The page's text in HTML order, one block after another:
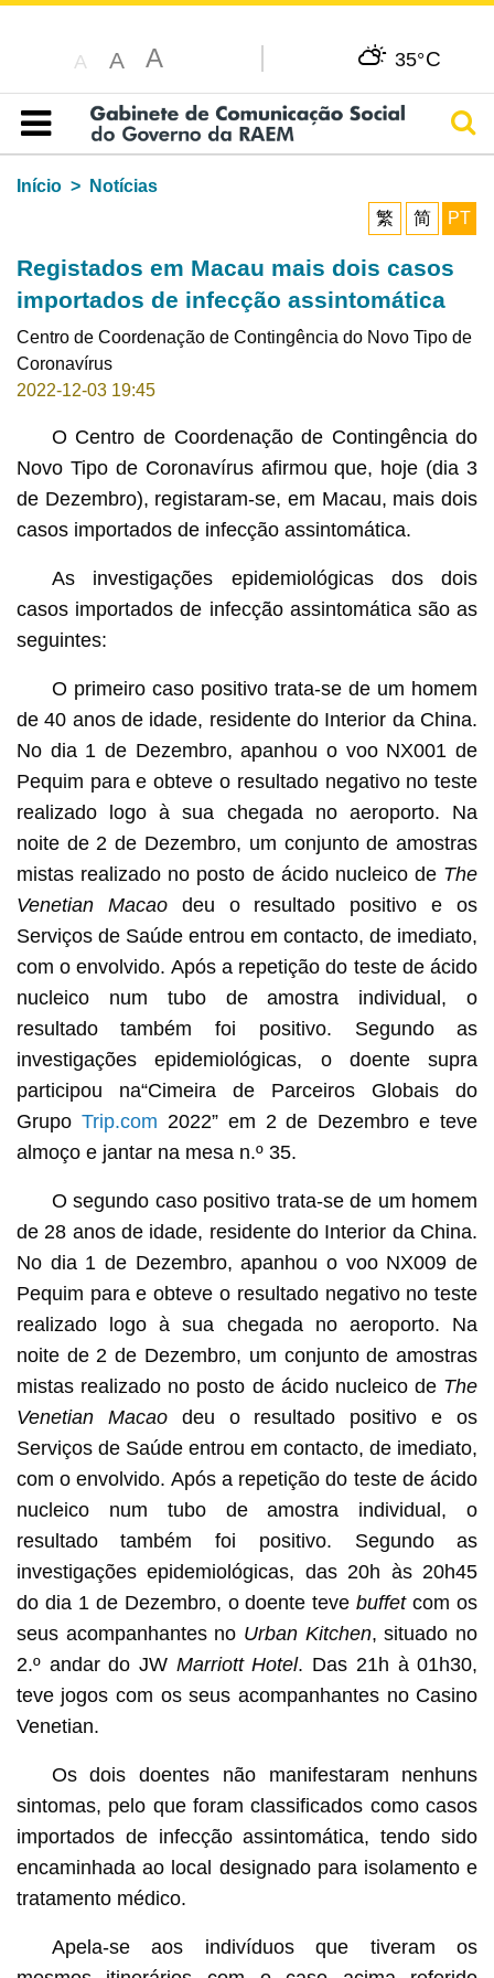
A A A 35°C
Índice
Início
Notícias
繁
简 PT
Registados em Macau mais dois casos
importados de infecção assintomática
Centro de Coordenação de Contingência do Novo Tipo de
Coronavírus
2022-12-03 19:45
O Centro de Coordenação de Contingência do
Novo Tipo de Coronavírus afirmou que, hoje (dia 3
de Dezembro), registaram-se, em Macau, mais dois
casos importados de infecção assintomática.
As investigações epidemiológicas dos dois
casos importados de infecção assintomática são as
seguintes:
O primeiro caso positivo trata-se de um homem
de 40 anos de idade, residente do Interior da China.
No dia 1 de Dezembro, apanhou o voo NX001 de
Pequim para e obteve o resultado negativo no teste
realizado logo à sua chegada no aeroporto. Na
noite de 2 de Dezembro, um conjunto de amostras
mistas realizado no posto de ácido nucleico de The
Venetian Macaodeu o resultado positivo e os
Serviços de Saúde entrou em contacto, de imediato,
com o envolvido. Após a repetição do teste de ácido
nucleico num tubo de amostra individual, o
resultado também foi positivo. Segundo as
investigações epidemiológicas, o doente supra
participou na“Cimeira de Parceiros Globais do
Grupo Trip.com 2022” em 2 de Dezembro e teve
almoço e jantar na mesa n.º 35.
O segundo caso positivo trata-se de um homem
de 28 anos de idade, residente do Interior da China.
No dia 1 de Dezembro, apanhou o voo NX009 de
Pequim para e obteve o resultado negativo no teste
realizado logo à sua chegada no aeroporto. Na
noite de 2 de Dezembro, um conjunto de amostras
mistas realizado no posto de ácido nucleico de The
Venetian Macaodeu o resultado positivo e os
Serviços de Saúde entrou em contacto, de imediato,
com o envolvido. Após a repetição do teste de ácido
nucleico num tubo de amostra individual, o
resultado também foi positivo. Segundo as
investigações epidemiológicas, das 20h às 20h45
do dia 1 de Dezembro, o doente tevebuffetcom os
seus acompanhantes no Urban Kitchen, situado no
2.º andar do JW Marriott Hotel. Das 21h à 01h30,
teve jogos com os seus acompanhantes no Casino
Venetian.
Os dois doentes não manifestaram nenhuns
sintomas, pelo que foram classificados como casos
importados de infecção assintomática, tendo sido
encaminhada ao local designado para isolamento e
tratamento médico.
Apela-se aos indivíduos que tiveram os